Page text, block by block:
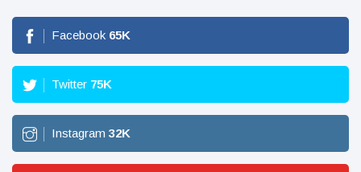
Facebook 65K
Twitter 75K
Instagram 32K